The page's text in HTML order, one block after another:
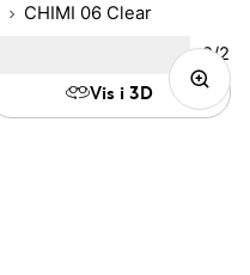
CHIMI 06 Clear
Vis i 3D
2/2
(Current image)